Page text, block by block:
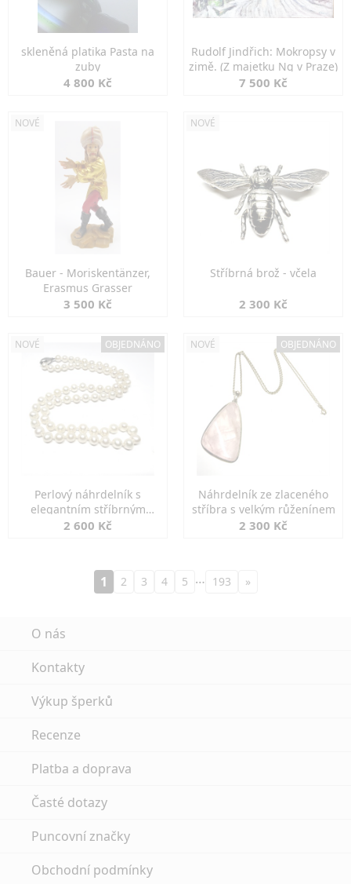
skleněná platika Pasta na
zuby
4 800 Kč
Rudolf Jindřich: Mokropsy v
zimě. (Z majetku Ng v Praze)
7 500 Kč
NOVÉ
Bauer - Moriskentänzer,
Erasmus Grasser
3 500 Kč
NOVÉ
Stříbrná brož - včela
2 300 Kč
NOVÉ OBJEDNÁNO
Perlový náhrdelník s
elegantním stříbrným
zapínáním
2 600 Kč
NOVÉ OBJEDNÁNO
Náhrdelník ze zlaceného
stříbra s velkým růženínem
2 300 Kč
1 2 3 4 5 … 193 »
O nás
Kontakty
Výkup šperků
Recenze
Platba a doprava
Časté dotazy
Puncovní značky
Obchodní podmínky